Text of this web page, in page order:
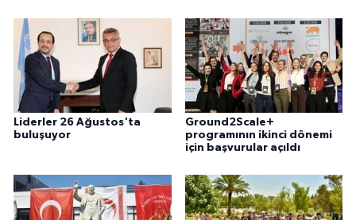
Liderler 26 Ağustos'ta
buluşuyor
Ground2Scale+
programının ikinci dönemi
için başvurular açıldı